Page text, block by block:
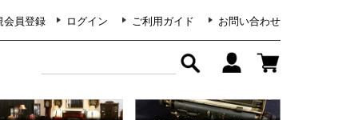
会員登録 ログイン ご利用ガイド お問い合わせ